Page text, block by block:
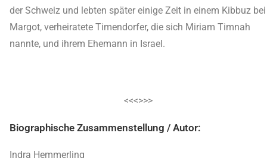
der Schweiz und lebten später einige Zeit in einem Kibbuz bei
Margot, verheiratete Timendorfer, die sich Miriam Timnah
nannte, und ihrem Ehemann in Israel.
<<<>>>
Biographische Zusammenstellung / Autor:
Indra Hemmerling